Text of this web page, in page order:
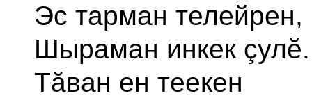
Эс тарман телейрен,
Шыраман инкек çулĕ.
Тăван ен теекен